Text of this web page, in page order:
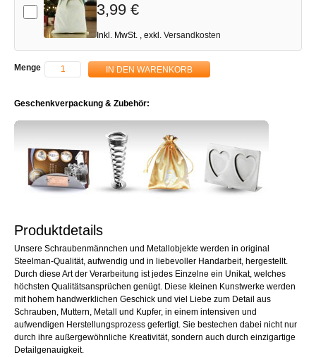
Add-on
3,99 €
Inkl. MwSt. , exkl. Versandkosten
Menge IN DEN WARENKORB
Geschenkverpackung & Zubehör:
Produktdetails
Unsere Schraubenmännchen und Metallobjekte werden in original
Steelman-Qualität, aufwendig und in liebevoller Handarbeit, hergestellt.
Durch diese Art der Verarbeitung ist jedes Einzelne ein Unikat, welches
höchsten Qualitätsansprüchen genügt. Diese kleinen Kunstwerke werden
mit hohem handwerklichen Geschick und viel Liebe zum Detail aus
Schrauben, Muttern, Metall und Kupfer, in einem intensiven und
aufwendigen Herstellungsprozess gefertigt. Sie bestechen dabei nicht nur
durch ihre außergewöhnliche Kreativität, sondern auch durch einzigartige
Detailgenauigkeit.